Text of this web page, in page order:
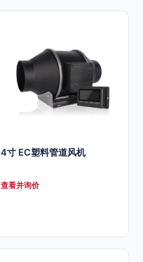
4寸 EC塑料管道风机
查看并询价